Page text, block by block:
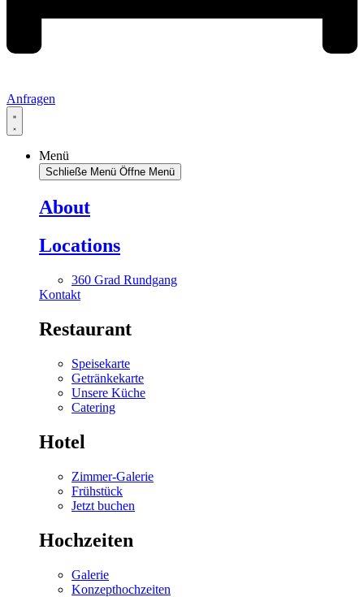
Anfragen
Menü
Schließe Menü Öffne Menü
About
Locations
360 Grad Rundgang
Kontakt
Restaurant
Speisekarte
Getränkekarte
Unsere Küche
Catering
Hotel
Zimmer-Galerie
Frühstück
Jetzt buchen
Hochzeiten
Galerie
Konzepthochzeiten